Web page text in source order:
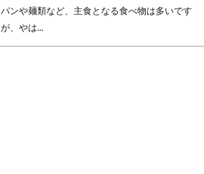
パンや麺類など、主食となる食べ物は多いです
が、やは...